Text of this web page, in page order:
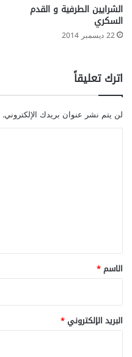
الشرايين الطرفية و القدم
السكري
22 ديسمبر 2014
اترك تعليقاً
لن يتم نشر عنوان بريدك الإلكتروني.
*
الاسم*
البريد الإلكتروني*